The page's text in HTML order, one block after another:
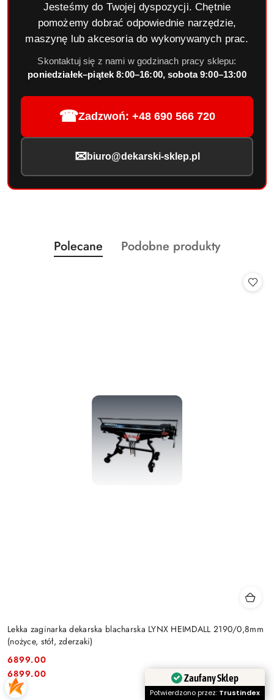
Jesteśmy do Twojej dyspozycji. Chętnie
pomożemy dobrać odpowiednie narzędzie,
maszynę lub akcesoria do wykonywanych prac.
Skontaktuj się z nami w godzinach pracy sklepu:
poniedziałek–piątek 8:00–16:00, sobota 9:00–13:00
☎Zadzwoń: +48 690 566 720
✉ biuro@dekarski-sklep.pl
Pomiń karuzelę produktów
Produkty
o
Polecane
Produkty
Podobne produkty
Lekka zaginarka dekarska blacharska LYNX HEIMDALL 2190/0,8mm
(nożyce, stół, zderzaki)
Cena:
6899.00
Cena:
6899.00 Zaufany Sklep
Potwierdzono przez: Trustindex